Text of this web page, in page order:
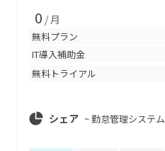
0 / 月
無料プラン
IT導入補助金
無料トライアル
シェア ~勤怠管理システム